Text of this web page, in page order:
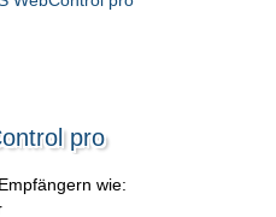
pro
wie: